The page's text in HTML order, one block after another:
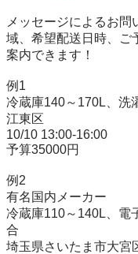
メッセージによるお
域、希望配送日時、ご
案内できます！
例1
冷蔵庫140～170L、洗
江東区
10/10 13:00-16:00
予算35000円
例2
有名国内メーカー
冷蔵庫110～140L、電
合
埼玉県さいたま市大宮